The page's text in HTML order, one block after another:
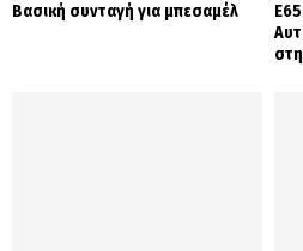
Βασική συνταγή για μπεσαμέλ